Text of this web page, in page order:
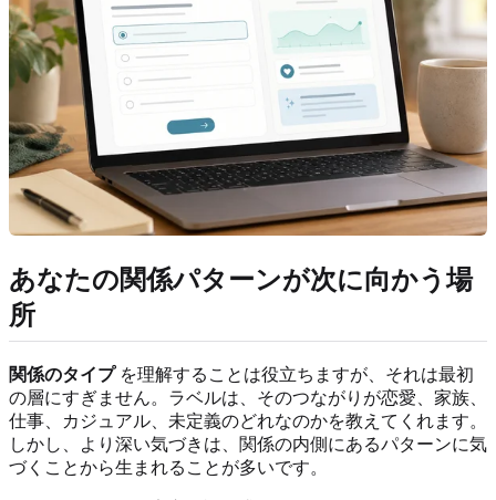
あなたの関係パターンが次に向かう場
所
関係のタイプを理解することは役立ちますが、それは最初
の層にすぎません。ラベルは、そのつながりが恋愛、家族、
仕事、カジュアル、未定義のどれなのかを教えてくれます。
しかし、より深い気づきは、関係の内側にあるパターンに気
づくことから生まれることが多いです。